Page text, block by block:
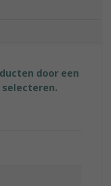
door een